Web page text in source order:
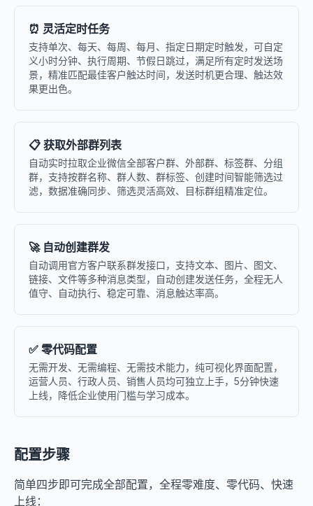
⏰ 灵活定时任务
支持单次、每天、每周、每月、指定日期定时触发，可自定
义小时分钟、执行周期、节假日跳过，满足所有定时发送场
景，精准匹配最佳客户触达时间，发送时机更合理、触达效
果更出色。
📋 获取外部群列表
自动实时拉取企业微信全部客户群、外部群、标签群、分组
群，支持按群名称、群人数、群标签、创建时间智能筛选过
滤，数据准确同步、筛选灵活高效、目标群组精准定位。
🚀 自动创建群发
自动调用官方客户联系群发接口，支持文本、图片、图文、
链接、文件等多种消息类型，自动创建发送任务，全程无人
值守、自动执行、稳定可靠、消息触达率高。
✅ 零代码配置
无需开发、无需编程、无需技术能力，纯可视化界面配置，
运营人员、行政人员、销售人员均可独立上手，5分钟快速
上线，降低企业使用门槛与学习成本。
配置步骤
简单四步即可完成全部配置，全程零难度、零代码、快速
上线：